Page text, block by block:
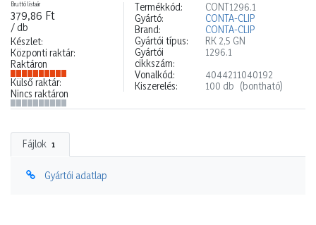
Bruttó listaár
379,86 Ft
/ db
Készlet:
Központi raktár:
Raktáron
Külső raktár:
Nincs raktáron
Termékkód:
CONT1296.1
Gyártó:
CONTA-CLIP
Brand:
CONTA-CLIP
Gyártói típus:
RK 2,5 GN
Gyártói
cikkszám:
1296.1
Vonalkód:
4044211040192
Kiszerelés:
100 db (bontható)
Fájlok 1
Gyártói adatlap